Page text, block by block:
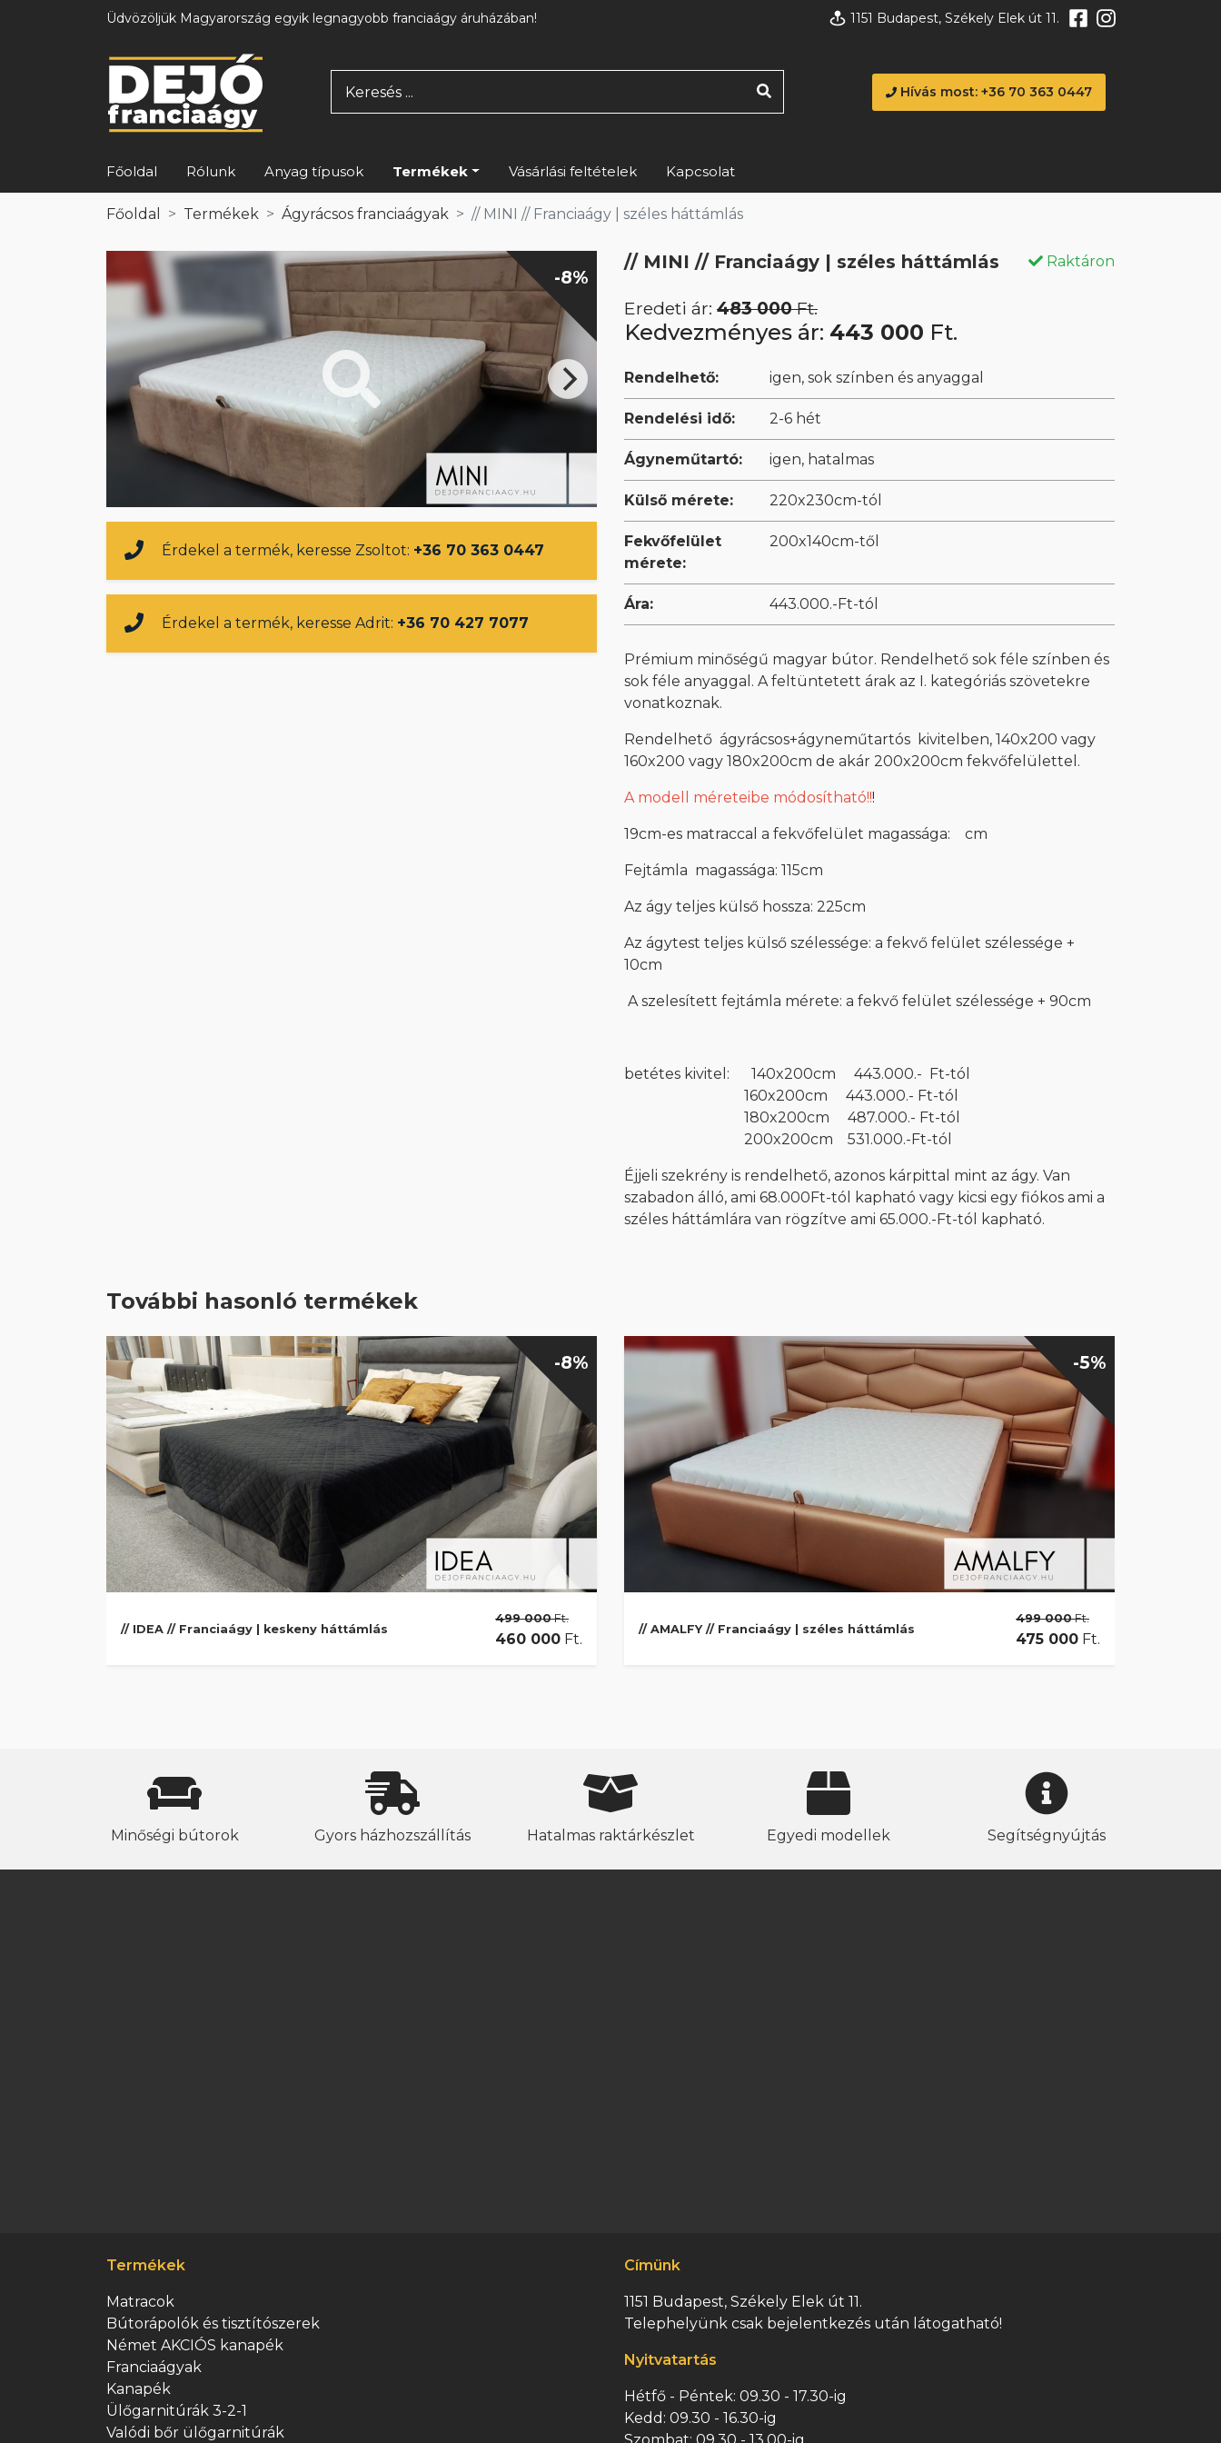
Üdvözöljük Magyarország egyik legnagyobb franciaágy áruházában! 1151 Budapest, Székely Elek út 11.
Hívás most: +36 70 363 0447
Főoldal Rólunk Anyag típusok Termékek Vásárlási feltételek Kapcsolat
Főoldal Termékek Ágyrácsos franciaágyak // MINI // Franciaágy | széles háttámlás
-8%
Érdekel a termék, keresse Zsoltot: +36 70 363 0447
Érdekel a termék, keresse Adrit: +36 70 427 7077
// MINI // Franciaágy | széles háttámlás Raktáron
Eredeti ár: 483 000Ft.
Kedvezményes ár: 443 000 Ft.
Rendelhető: igen, sok színben és anyaggal
Rendelési idő: 2-6 hét
Ágyneműtartó: igen, hatalmas
Külső mérete: 220x230cm-tól
Fekvőfelület
mérete:
200x140cm-től
Ára: 443.000.-Ft-tól
Prémium minőségű magyar bútor. Rendelhető sok féle színben és
sok féle anyaggal. A feltüntetett árak az I. kategóriás szövetekre
vonatkoznak.
Rendelhető ágyrácsos+ágyneműtartós kivitelben, 140x200 vagy
160x200 vagy 180x200cm de akár 200x200cm fekvőfelülettel.
A modell méreteibe módosítható!!!
19cm-es matraccal a fekvőfelület magassága: cm
Fejtámla magassága: 115cm
Az ágy teljes külső hossza: 225cm
Az ágytest teljes külső szélessége: a fekvő felület szélessége +
10cm
A szelesített fejtámla mérete: a fekvő felület szélessége + 90cm
betétes kivitel: 140x200cm 443.000.- Ft-tól
160x200cm 443.000.- Ft-tól
180x200cm 487.000.- Ft-tól
200x200cm 531.000.-Ft-tól
Éjjeli szekrény is rendelhető, azonos kárpittal mint az ágy. Van
szabadon álló, ami 68.000Ft-tól kapható vagy kicsi egy fiókos ami a
széles háttámlára van rögzítve ami 65.000.-Ft-tól kapható.
További hasonló termékek
-8%
// IDEA // Franciaágy | keskeny háttámlás
499 000Ft.
460 000 Ft.
-5%
// AMALFY // Franciaágy | széles háttámlás
499 000Ft.
475 000 Ft.
Minőségi bútorok Gyors házhozszállítás Hatalmas raktárkészlet Egyedi modellek Segítségnyújtás
Termékek
Matracok
Bútorápolók és tisztítószerek
Német AKCIÓS kanapék
Franciaágyak
Kanapék
Ülőgarnitúrák 3-2-1
Valódi bőr ülőgarnitúrák
Címünk
1151 Budapest, Székely Elek út 11.
Telephelyünk csak bejelentkezés után látogatható!
Nyitvatartás
Hétfő - Péntek: 09.30 - 17.30-ig
Kedd: 09.30 - 16.30-ig